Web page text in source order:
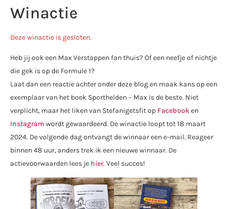
Winactie
Deze winactie is gesloten.
Heb jij ook een Max Verstappen fan thuis? Of een neefje of nichtje
die gek is op de Formule 1?
Laat dan een reactie achter onder deze blog en maak kans op een
exemplaar van het boek Sporthelden – Max is de beste. Niet
verplicht, maar het liken van Stefanigetsfit op Facebooken
Instagram wordt gewaardeerd. De winactie loopt tot 18 maart
2024. De volgende dag ontvangt de winnaar een e-mail. Reageer
binnen 48 uur, anders trek ik een nieuwe winnaar. De
actievoorwaarden lees je hier. Veel succes!